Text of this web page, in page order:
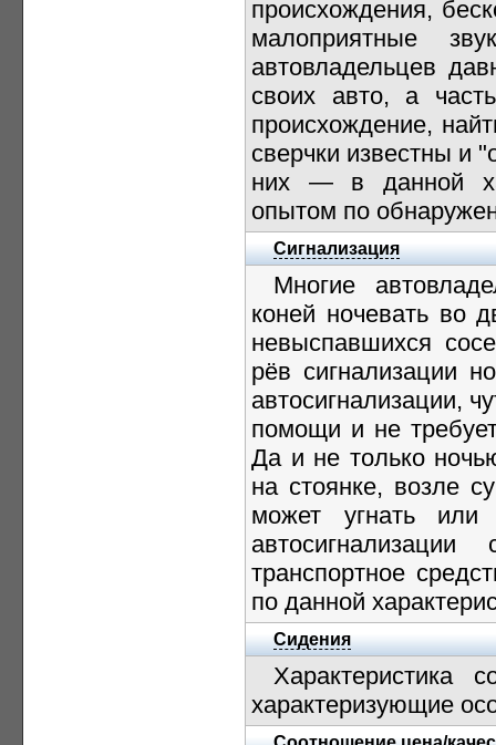
происхождения,
малоприятные
автовладельцев
своих авто, а
происхождение,
сверчки известны и
них — в данной
опытом по
Сигнализация
Многие
коней ночевать во
невыспавшихся
рёв сигнализации
автосигнализации,
помощи и не
Да и не только
на стоянке, возле
может угнать
транспортное
по данной
Сидения
Характеристика
характеризующие